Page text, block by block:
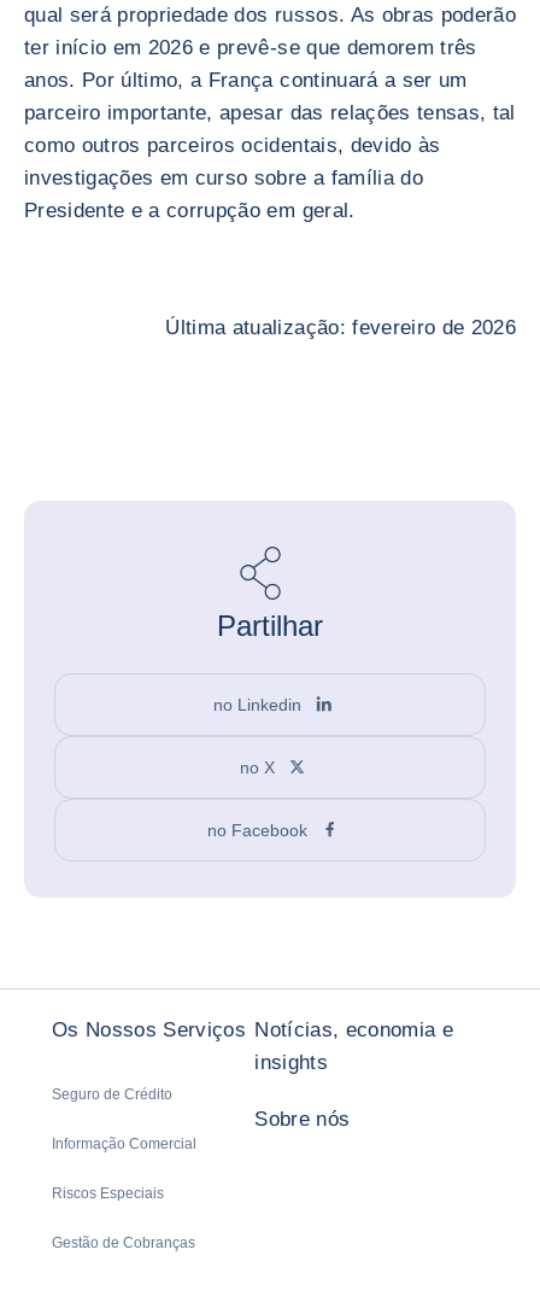
qual será propriedade dos russos. As obras poderão
ter início em 2026 e prevê-se que demorem três
anos. Por último, a França continuará a ser um
parceiro importante, apesar das relações tensas, tal
como outros parceiros ocidentais, devido às
investigações em curso sobre a família do
Presidente e a corrupção em geral.
Última atualização: fevereiro de 2026
Partilhar
no Linkedin
no X
no Facebook
Os Nossos Serviços
Seguro de Crédito
Informação Comercial
Riscos Especiais
Gestão de Cobranças
Notícias, economia e
insights
Sobre nós